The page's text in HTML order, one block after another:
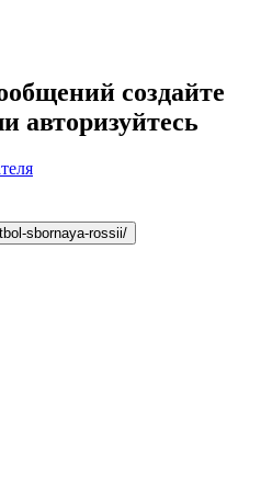
создайте
авторизуйтесь
sbornaya-rossii/